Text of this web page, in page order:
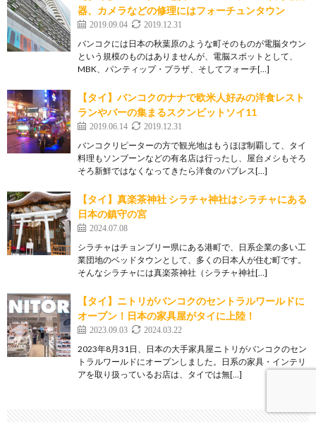
器、カメラなどの修理にはフォーチュンタウン
2019.09.04 2019.12.31
バンコクには日本の秋葉原のような町そのものが電脳タウン
という規模のものはありませんが、電脳スポットとして、
MBK、パンティップ・プラザ、そしてフォーチ[…]
【タイ】バンコクのナナで欧米人好みの洋食レスト
ランやバーの集まるスクンビットソイ11
2019.06.14 2019.12.31
バンコクリピーターの方で観光地はもうほぼ制覇して、タイ
料理もソンブーンなどの有名店は行ったし、屋台メシもそろ
そろ新鮮ではなくなってきたら洋食のパブレス[…]
【タイ】真楽茶神社 シラチャ神社はシラチャにある
日本の鎮守の宮
2024.07.08
シラチャはチョンブリー県にある港町で、日系企業の多い工
業団地のベッドタウンとして、多くの日本人が住む町です。
そんなシラチャには真楽茶神社（シラチャ神社[…]
【タイ】ニトリがバンコクのセントラルワールドに
オープン！日本の家具屋がタイに上陸！
2023.09.03 2024.03.22
2023年8月31日、日本の大手家具屋ニトリがバンコクのセン
トラルワールドにオープンしました。日系の家具・インテリ
アを取り扱っているお店は、タイでは無[…]